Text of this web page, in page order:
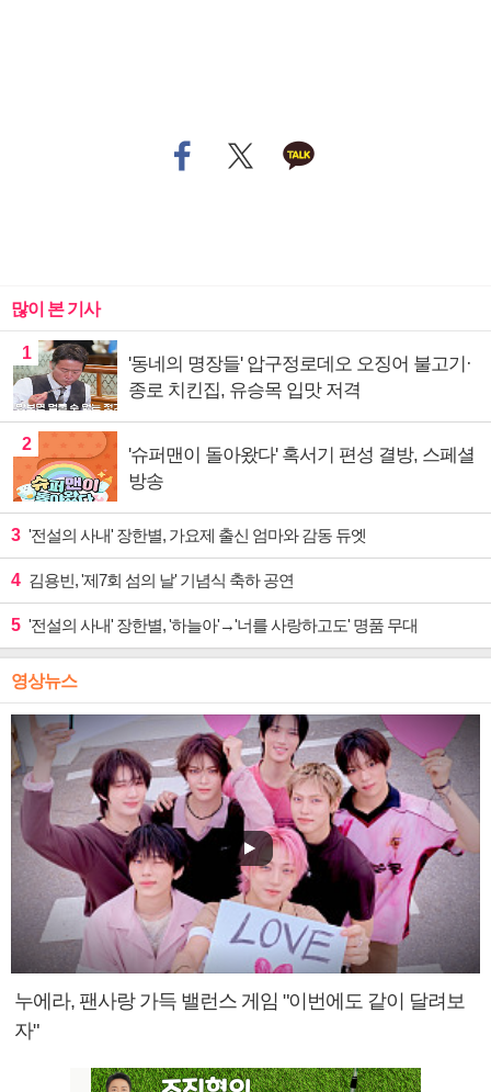
많이 본 기사
1
'동네의 명장들' 압구정로데오 오징어 불고기·
종로 치킨집, 유승목 입맛 저격
2
'슈퍼맨이 돌아왔다' 혹서기 편성 결방, 스페셜
방송
3 '전설의 사내' 장한별, 가요제 출신 엄마와 감동 듀엣
4 김용빈, '제7회 섬의 날' 기념식 축하 공연
5 '전설의 사내' 장한별, '하늘아'→'너를 사랑하고도' 명품 무대
영상뉴스
누에라, 팬사랑 가득 밸런스 게임 "이번에도 같이 달려보
자"